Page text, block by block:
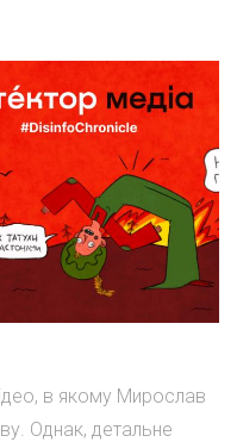
в якому Мирослав
Однак, детальне